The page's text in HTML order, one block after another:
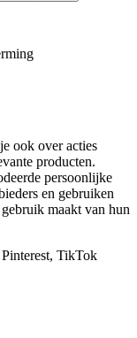
ook over acties
producten.
persoonlijke
en gebruiken
maakt van hun
TikTok